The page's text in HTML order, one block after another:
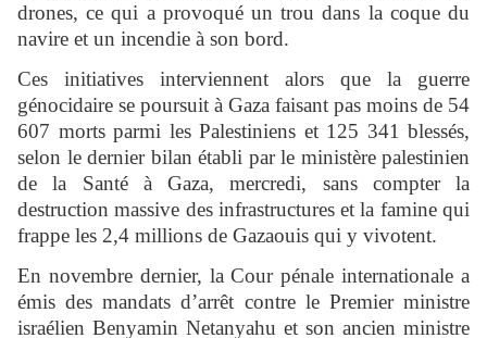
drones, ce qui a provoqué un trou dans la coque du
navire et un incendie à son bord.
Ces initiatives interviennent alors que la guerre
génocidaire se poursuit à Gaza faisant pas moins de 54
607 morts parmi les Palestiniens et 125 341 blessés,
selon le dernier bilan établi par le ministère palestinien
de la Santé à Gaza, mercredi, sans compter la
destruction massive des infrastructures et la famine qui
frappe les 2,4 millions de Gazaouis qui y vivotent.
En novembre dernier, la Cour pénale internationale a
émis des mandats d’arrêt contre le Premier ministre
israélien Benyamin Netanyahu et son ancien ministre